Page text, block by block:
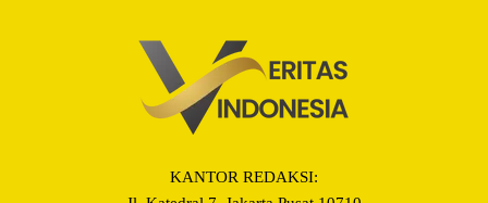
KANTOR REDAKSI: